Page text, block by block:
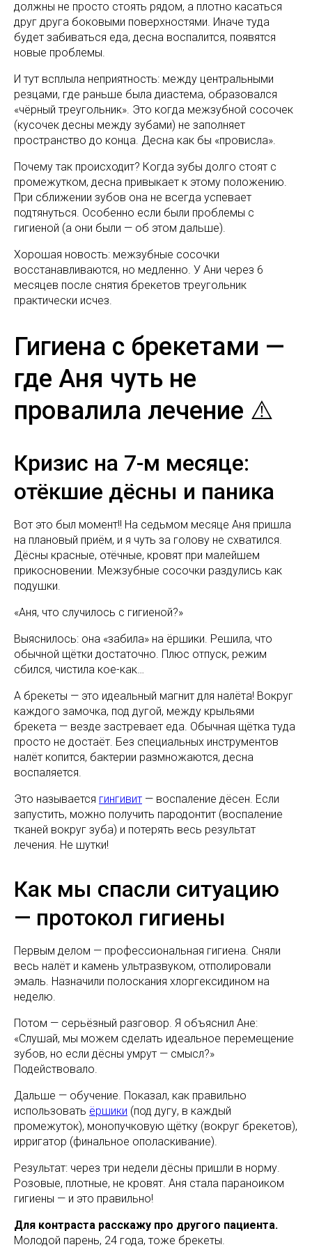
должны не просто стоять рядом, а плотно касаться
друг друга боковыми поверхностями. Иначе туда
будет забиваться еда, десна воспалится, появятся
новые проблемы.
И тут всплыла неприятность: между центральными
резцами, где раньше была диастема, образовался
«чёрный треугольник». Это когда межзубной сосочек
(кусочек десны между зубами) не заполняет
пространство до конца. Десна как бы «провисла».
Почему так происходит? Когда зубы долго стоят с
промежутком, десна привыкает к этому положению.
При сближении зубов она не всегда успевает
подтянуться. Особенно если были проблемы с
гигиеной (а они были — об этом дальше).
Хорошая новость: межзубные сосочки
восстанавливаются, но медленно. У Ани через 6
месяцев после снятия брекетов треугольник
практически исчез.
Гигиена с брекетами —
где Аня чуть не
провалила лечение ⚠️
Кризис на 7-м месяце:
отёкшие дёсны и паника
Вот это был момент!! На седьмом месяце Аня пришла
на плановый приём, и я чуть за голову не схватился.
Дёсны красные, отёчные, кровят при малейшем
прикосновении. Межзубные сосочки раздулись как
подушки.
«Аня, что случилось с гигиеной?»
Выяснилось: она «забила» на ёршики. Решила, что
обычной щётки достаточно. Плюс отпуск, режим
сбился, чистила кое-как…
А брекеты — это идеальный магнит для налёта! Вокруг
каждого замочка, под дугой, между крыльями
брекета — везде застревает еда. Обычная щётка туда
просто не достаёт. Без специальных инструментов
налёт копится, бактерии размножаются, десна
воспаляется.
Это называется гингивит — воспаление дёсен. Если
запустить, можно получить пародонтит (воспаление
тканей вокруг зуба) и потерять весь результат
лечения. Не шутки!
Как мы спасли ситуацию
— протокол гигиены
Первым делом — профессиональная гигиена. Сняли
весь налёт и камень ультразвуком, отполировали
эмаль. Назначили полоскания хлоргексидином на
неделю.
Потом — серьёзный разговор. Я объяснил Ане:
«Слушай, мы можем сделать идеальное перемещение
зубов, но если дёсны умрут — смысл?»
Подействовало.
Дальше — обучение. Показал, как правильно
использовать ёршики (под дугу, в каждый
промежуток), монопучковую щётку (вокруг брекетов),
ирригатор (финальное ополаскивание).
Результат: через три недели дёсны пришли в норму.
Розовые, плотные, не кровят. Аня стала параноиком
гигиены — и это правильно!
Для контраста расскажу про другого пациента.
Молодой парень, 24 года, тоже брекеты.